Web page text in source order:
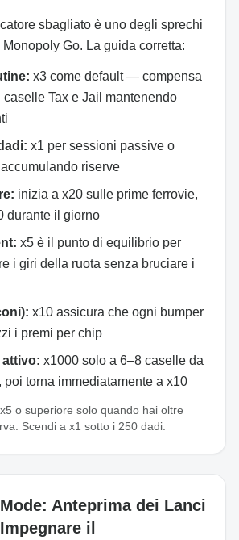
sbagliato è uno degli sprechi
Go. La guida corretta:
x3 come default — compensa
caselle Tax e Jail mantenendo
x1 per sessioni passive o
riserve
inizia a x20 sulle prime ferrovie,
durante il giorno
x5 è il punto di equilibrio per
i giri della ruota senza bruciare i
x10 assicura che ogni bumper
i premi per chip
attivo: x1000 solo a 6–8 caselle da
poi torna immediatamente a x10
o superiore solo quando hai oltre
Scendi a x1 sotto i 250 dadi.
Anteprima dei Lanci
il